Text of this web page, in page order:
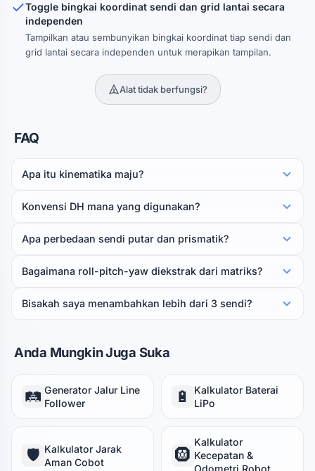
Toggle bingkai koordinat sendi dan grid lantai secara
independen
Tampilkan atau sembunyikan bingkai koordinat tiap sendi dan
grid lantai secara independen untuk merapikan tampilan.
Alat tidak berfungsi?
FAQ
Apa itu kinematika maju?
Konvensi DH mana yang digunakan?
Apa perbedaan sendi putar dan prismatik?
Bagaimana roll-pitch-yaw diekstrak dari matriks?
Bisakah saya menambahkan lebih dari 3 sendi?
Anda Mungkin Juga Suka
🛤️ Generator Jalur Line
Follower
🔋
Kalkulator Baterai
LiPo
🛡️ Kalkulator Jarak
Aman Cobot
🛞
Kalkulator
Kecepatan &
Odometri Robot